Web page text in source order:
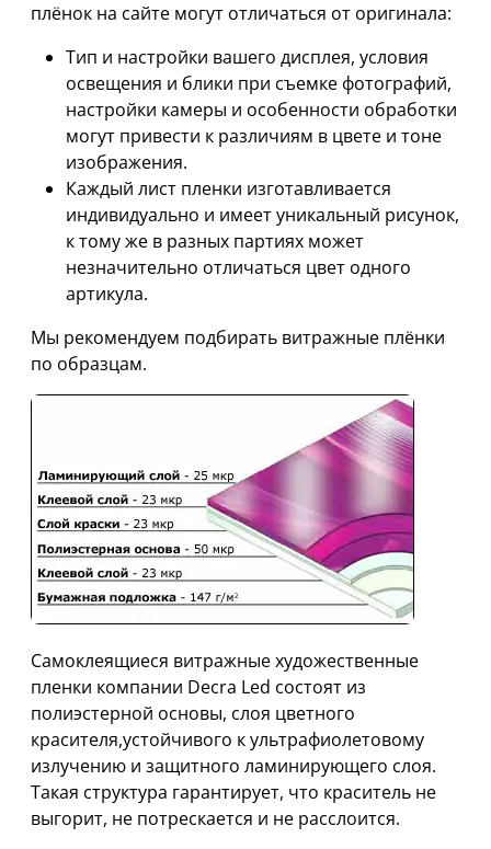
плёнок на сайте могут отличаться от оригинала:
Тип и настройки вашего дисплея, условия
освещения и блики при съемке фотографий,
настройки камеры и особенности обработки
могут привести к различиям в цвете и тоне
изображения.
Каждый лист пленки изготавливается
индивидуально и имеет уникальный рисунок,
к тому же в разных партиях может
незначительно отличаться цвет одного
артикула.
Мы рекомендуем подбирать витражные плёнки
по образцам.
Самоклеящиеся витражные художественные
пленки компании Decra Led состоят из
полиэстерной основы, слоя цветного
красителя,устойчивого к ультрафиолетовому
излучению и защитного ламинирующего слоя.
Такая структура гарантирует, что краситель не
выгорит, не потрескается и не расслоится.